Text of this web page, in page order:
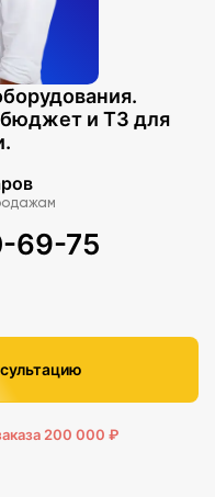
и ТЗ для
69-75
200 000 ₽